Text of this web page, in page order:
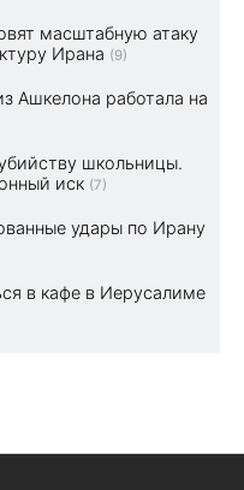
масштабную атаку
Ирана (9)
Ашкелона работала на
школьницы.
иск (7)
удары по Ирану
в кафе в Иерусалиме